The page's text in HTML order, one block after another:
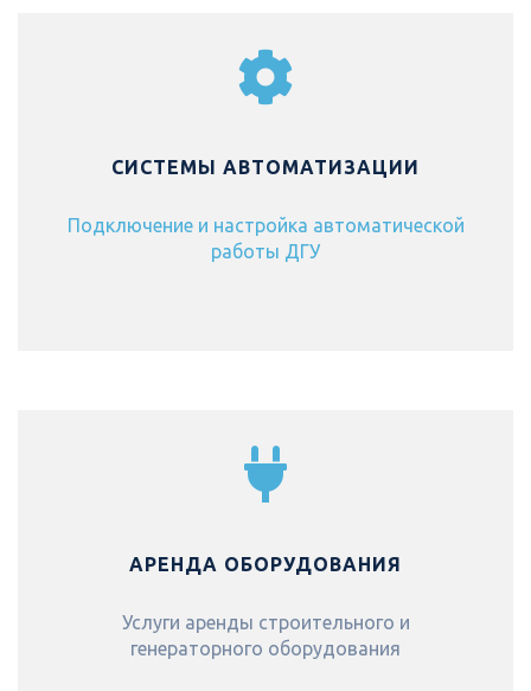
СИСТЕМЫ АВТОМАТИЗАЦИИ
Подключение и настройка автоматической
работы ДГУ
АРЕНДА ОБОРУДОВАНИЯ
Услуги аренды строительного и
генераторного оборудования